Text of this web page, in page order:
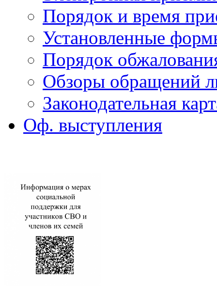
Порядок и время
Установленные
Порядок
Обзоры обращений
Законодательная
Оф. выступления